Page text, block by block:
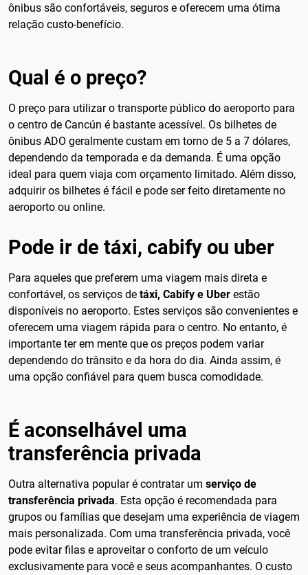
ônibus são confortáveis, seguros e oferecem uma ótima
relação custo-benefício.
Qual é o preço?
O preço para utilizar o transporte público do aeroporto para
o centro de Cancún é bastante acessível. Os bilhetes de
ônibus ADO geralmente custam em torno de 5 a 7 dólares,
dependendo da temporada e da demanda. É uma opção
ideal para quem viaja com orçamento limitado. Além disso,
adquirir os bilhetes é fácil e pode ser feito diretamente no
aeroporto ou online.
Pode ir de táxi, cabify ou uber
Para aqueles que preferem uma viagem mais direta e
confortável, os serviços de táxi, Cabify e Uber estão
disponíveis no aeroporto. Estes serviços são convenientes e
oferecem uma viagem rápida para o centro. No entanto, é
importante ter em mente que os preços podem variar
dependendo do trânsito e da hora do dia. Ainda assim, é
uma opção confiável para quem busca comodidade.
É aconselhável uma
transferência privada
Outra alternativa popular é contratar um serviço de
transferência privada. Esta opção é recomendada para
grupos ou famílias que desejam uma experiência de viagem
mais personalizada. Com uma transferência privada, você
pode evitar filas e aproveitar o conforto de um veículo
exclusivamente para você e seus acompanhantes. O custo